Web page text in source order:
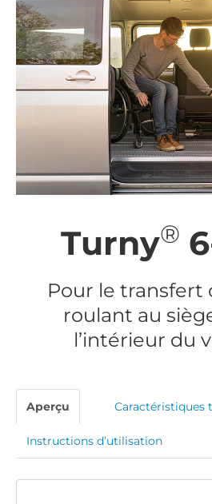
Turny®
Pour le transfert
roulant au
l’intérieur du
Aperçu Caractéristiques
Instructions d’utilisation